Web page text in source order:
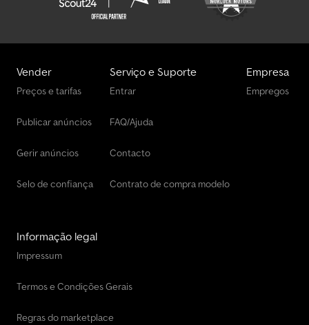
Vender
Preços e tarifas
Publicar anúncios
Gerir anúncios
Selo de confiança
Serviço e Suporte
Entrar
FAQ/Ajuda
Contacto
Contrato de compra modelo
Empresa
Empregos
Informação legal
Impressum
Termos e Condições Gerais
Regras do marketplace